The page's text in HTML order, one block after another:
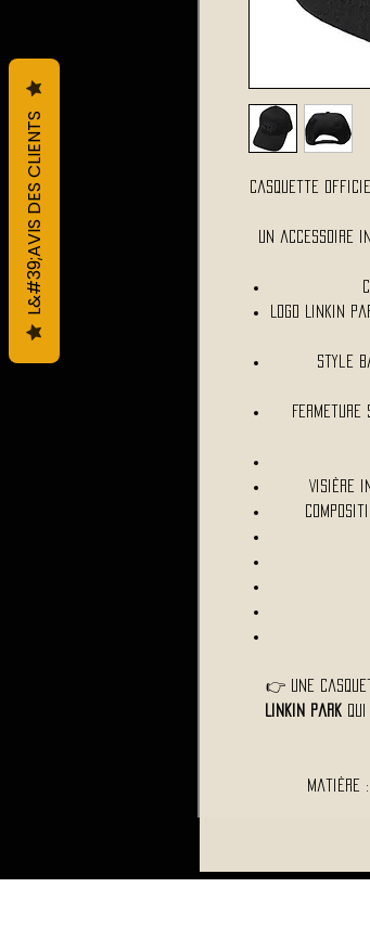
Casquette
Un accessoire
Logo Linkin
Style
Visière
👉 Une
Linkin Park
Matière
L&#39;AVIS DES CLIENTS